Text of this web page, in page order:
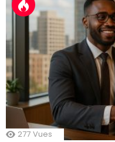
277 Vues